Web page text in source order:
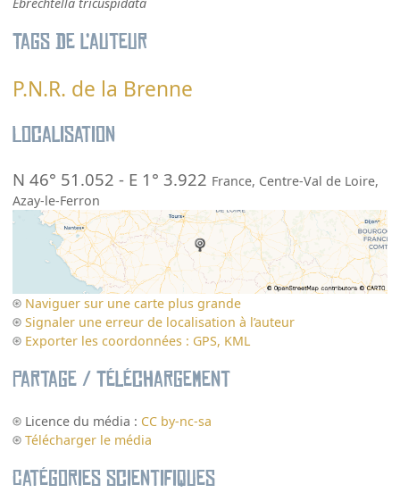
Tags de l’auteur
P.N.R. de la Brenne
Localisation
N 46° 51.052 - E 1° 3.922 France, Centre-Val de Loire,
Azay-le-Ferron
Naviguer sur une carte plus grande
Signaler une erreur de localisation à l’auteur
Exporter les coordonnées : GPS, KML
Partage / Téléchargement
Licence du média : CC by-nc-sa
Télécharger le média
Catégories scientifiques